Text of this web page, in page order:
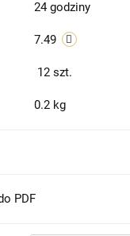
24 godziny
7.49
12 szt.
0.2 kg
PDF